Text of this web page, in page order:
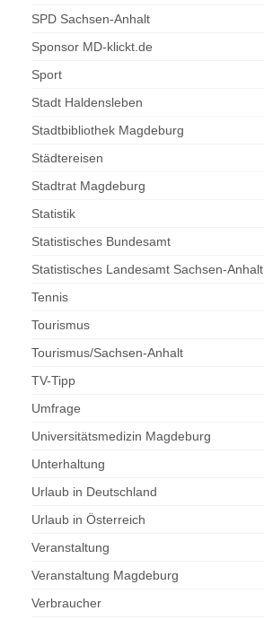
SPD Sachsen-Anhalt
Sponsor MD-klickt.de
Sport
Stadt Haldensleben
Stadtbibliothek Magdeburg
Städtereisen
Stadtrat Magdeburg
Statistik
Statistisches Bundesamt
Statistisches Landesamt Sachsen-Anhalt
Tennis
Tourismus
Tourismus/Sachsen-Anhalt
TV-Tipp
Umfrage
Universitätsmedizin Magdeburg
Unterhaltung
Urlaub in Deutschland
Urlaub in Österreich
Veranstaltung
Veranstaltung Magdeburg
Verbraucher